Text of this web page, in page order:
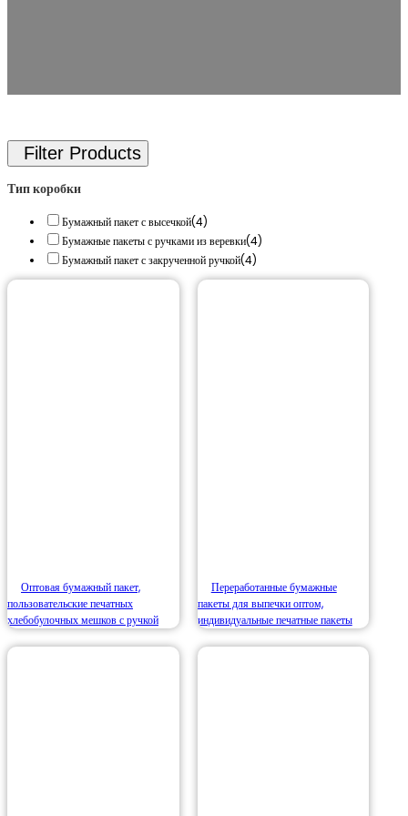
Тип коробки
Бумажный пакет с высечкой(4)
Бумажные пакеты с ручками из веревки(4)
Бумажный пакет с закрученной ручкой(4)
Оптовая бумажный пакет,
пользовательские печатных
хлебобулочных мешков с ручкой
Переработанные бумажные
пакеты для выпечки оптом,
индивидуальные печатные пакеты